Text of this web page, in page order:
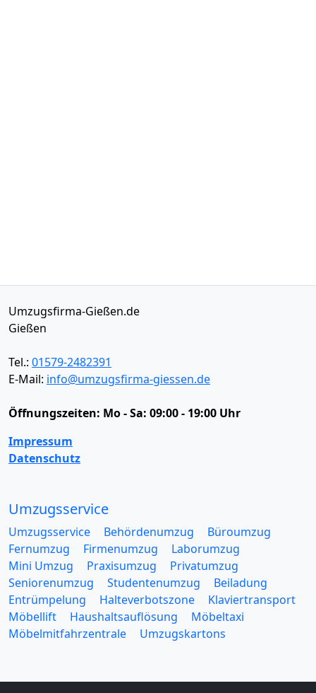
Umzugsfirma-Gießen.de
Gießen
Tel.: 01579-2482391
E-Mail: info@umzugsfirma-giessen.de
Öffnungszeiten: Mo - Sa: 09:00 - 19:00 Uhr
Impressum
Datenschutz
Umzugsservice
Umzugsservice Behördenumzug
Büroumzug
Fernumzug
Firmenumzug
Laborumzug
Mini Umzug
Praxisumzug
Privatumzug
Seniorenumzug
Studentenumzug
Beiladung
Entrümpelung
Halteverbotszone
Klaviertransport
Möbellift
Haushaltsauflösung
Möbeltaxi
Möbelmitfahrzentrale
Umzugskartons